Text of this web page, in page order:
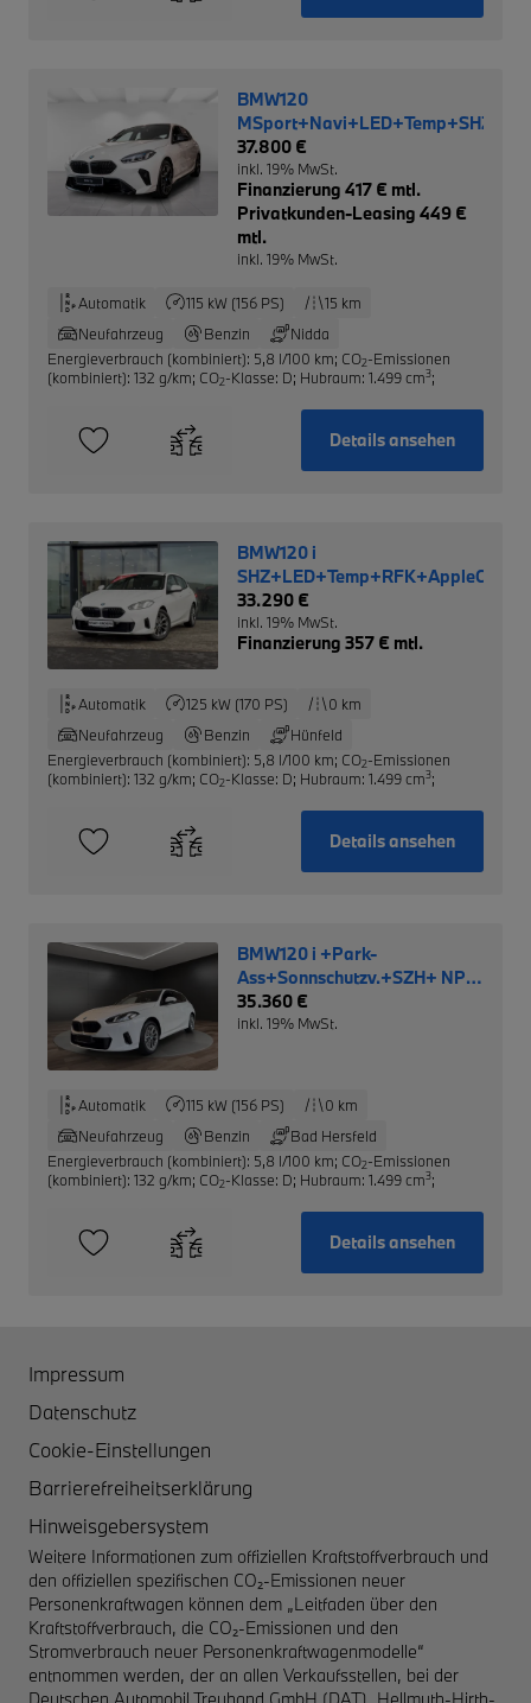
BMW120
37.800 €
inkl. 19% MwSt.
Finanzierung 417 € mtl.
Privatkunden-Leasing 449 €
mtl.
inkl. 19% MwSt.
Automatik 115 kW (156 PS)
15 km
Neufahrzeug
Benzin
Nidda
Energieverbrauch (kombiniert): 5,8 l/100 km; CO2-Emissionen
(kombiniert): 132 g/km; CO2-Klasse: D; Hubraum: 1.499 cm3;
Details ansehen
BMW120 i
33.290 €
inkl. 19% MwSt.
Finanzierung 357 € mtl.
Automatik 125 kW (170 PS)
0 km
Neufahrzeug
Benzin
Hünfeld
Energieverbrauch (kombiniert): 5,8 l/100 km; CO2-Emissionen
(kombiniert): 132 g/km; CO2-Klasse: D; Hubraum: 1.499 cm3;
Details ansehen
BMW120 i +Park-
Ass+Sonnschutzv.+SZH+ NP:
40.220,- €
35.360 €
inkl. 19% MwSt.
Automatik 115 kW (156 PS)
0 km
Neufahrzeug
Benzin
Bad Hersfeld
Energieverbrauch (kombiniert): 5,8 l/100 km; CO2-Emissionen
(kombiniert): 132 g/km; CO2-Klasse: D; Hubraum: 1.499 cm3;
Details ansehen
Impressum
Datenschutz
Cookie-Einstellungen
Barrierefreiheitserklärung
Hinweisgebersystem
Weitere Informationen zum offiziellen Kraftstoffverbrauch und
den offiziellen spezifischen CO₂-Emissionen neuer
Personenkraftwagen können dem „Leitfaden über den
Kraftstoffverbrauch, die CO₂-Emissionen und den
Stromverbrauch neuer Personenkraftwagenmodelle“
entnommen werden, der an allen Verkaufsstellen, bei der
Deutschen Automobil Treuhand GmbH (DAT), Hellmuth-Hirth-